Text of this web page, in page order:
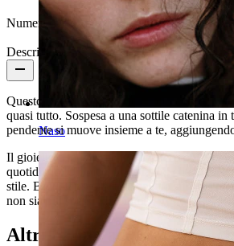
Naso
Numero di pezzi:
Descrizione
Questo charm con stella è un delizioso
quasi tutto. Sospesa a una sottile catenina in
pendente si muove insieme a te,
Il gioiello è ipoallergenico, waterproof e
quotidiano. Un piccolo dettaglio che
stile. Basta far scorrere l'anellino sul tuo
non sia più spesso di 3 mm.
Altri hanno acquistato